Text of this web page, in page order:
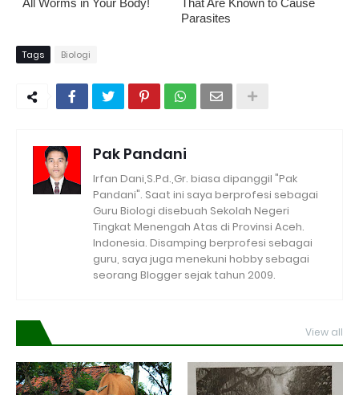
All Worms in Your Body!
That Are Known to Cause
Parasites
Tags Biologi
Pak Pandani
Irfan Dani,S.Pd.,Gr. biasa dipanggil "Pak
Pandani". Saat ini saya berprofesi sebagai
Guru Biologi disebuah Sekolah Negeri
Tingkat Menengah Atas di Provinsi Aceh.
Indonesia. Disamping berprofesi sebagai
guru, saya juga menekuni hobby sebagai
seorang Blogger sejak tahun 2009.
View all